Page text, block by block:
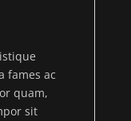
fames ac
quam,
sit